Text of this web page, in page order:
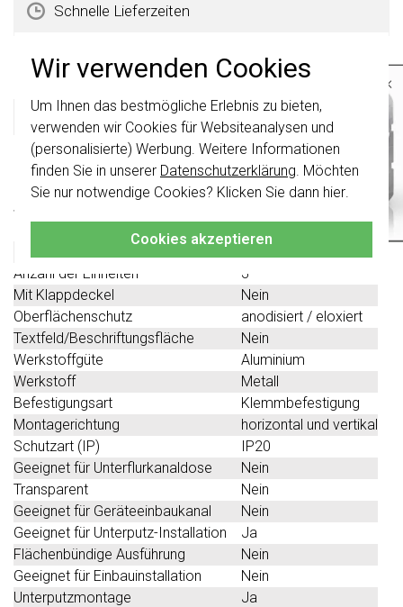
Wir verwenden Cookies
Um Ihnen das bestmögliche Erlebnis zu bieten,
verwenden wir Cookies für Websiteanalysen und
(personalisierte) Werbung. Weitere Informationen
finden Sie in unserer Datenschutzerklärung. Möchten
Sie nur notwendige Cookies? Klicken Sie dann hier.
Cookies akzeptieren
Schnelle Lieferzeiten
Produktbeschreibung
Gira 0213127 Datenblatt
Technische Spezifikationen
Spezifikation
Anzahl der Einheiten
3
Mit Klappdeckel
Nein
Oberflächenschutz
anodisiert / eloxiert
Textfeld/Beschriftungsfläche
Nein
Werkstoffgüte
Aluminium
Werkstoff
Metall
Befestigungsart
Klemmbefestigung
Montagerichtung
horizontal und vertikal
Schutzart (IP)
IP20
Geeignet für Unterflurkanaldose
Nein
Transparent
Nein
Geeignet für Geräteeinbaukanal
Nein
Geeignet für Unterputz-Installation
Ja
Flächenbündige Ausführung
Nein
Geeignet für Einbauinstallation
Nein
Unterputzmontage
Ja
×
Wichtig: Gira Schalter und
Schalterwippen wurden erneuert. Sie sind
2024 kombinierbar.
Klicken Sie hier
für weitere Informationen,
damit Sie immer das Richtige bestellen.